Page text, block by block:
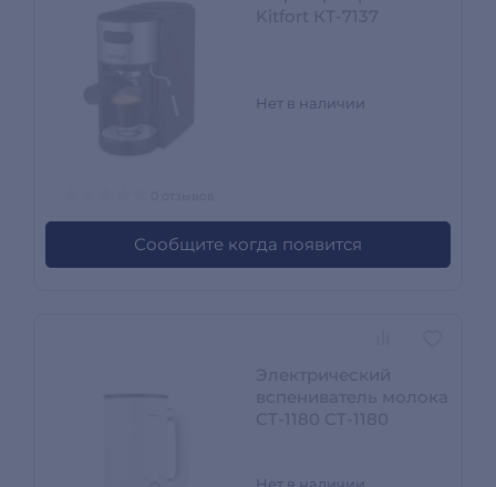
Нет в наличии
Сообщите когда появится